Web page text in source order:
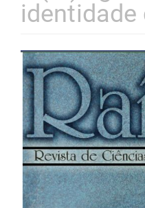
Barra
lateral
de
artigos